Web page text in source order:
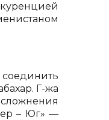
Г-жа
– Юг» —